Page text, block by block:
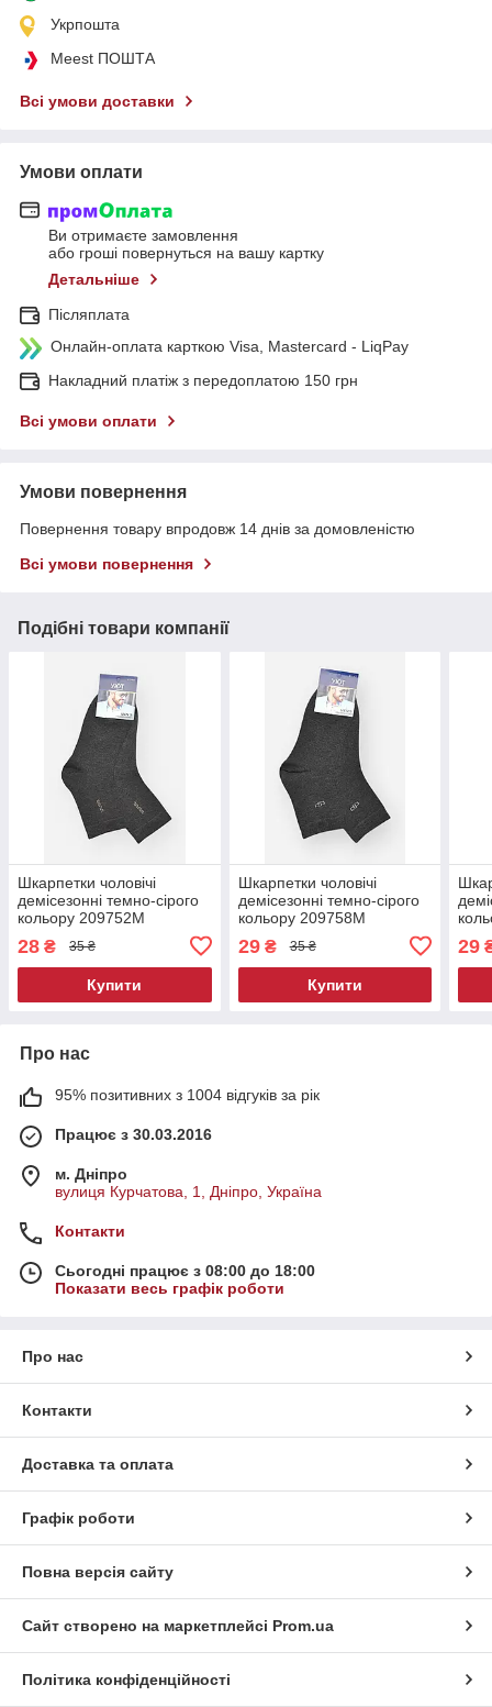
Укрпошта
Meest ПОШТА
Всі умови доставки
Умови оплати
Ви отримаєте замовлення
або гроші повернуться на вашу картку
Детальніше
Післяплата
Онлайн-оплата карткою Visa, Mastercard - LiqPay
Накладний платіж з передоплатою 150 грн
Всі умови оплати
Умови повернення
Повернення товару впродовж 14 днів за домовленістю
Всі умови повернення
Подібні товари компанії
Шкарпетки чоловічі
демісезонні темно-сірого
кольору 209752M
28 ₴ 35 ₴
Купити
Шкарпетки чоловічі
демісезонні темно-сірого
кольору 209758M
29₴ 35 ₴
Купити
29
Про нас
95% позитивних з 1004 відгуків за рік
Працює з 30.03.2016
м. Дніпро
вулиця Курчатова, 1, Дніпро, Україна
Контакти
Сьогодні працює з 08:00 до 18:00
Показати весь графік роботи
Про нас
Контакти
Доставка та оплата
Графік роботи
Повна версія сайту
Сайт створено на маркетплейсі Prom.ua
Політика конфіденційності